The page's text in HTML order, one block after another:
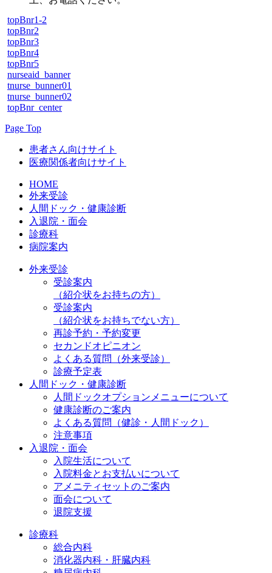
topBnr1-2
topBnr2
topBnr3
topBnr4
topBnr5
nurseaid_banner
tnurse_bunner01
tnurse_bunner02
topBnr_center
Page Top
患者さん向けサイト
医療関係者向けサイト
HOME
外来受診
人間ドック・健康診断
入退院・面会
診療科
病院案内
外来受診
受診案内
（紹介状をお持ちの方）
受診案内
（紹介状をお持ちでない方）
再診予約・予約変更
セカンドオピニオン
よくある質問（外来受診）
診療予定表
人間ドック・健康診断
人間ドックオプションメニューについて
健康診断のご案内
よくある質問（健診・人間ドック）
注意事項
入退院・面会
入院生活について
入院料金とお支払いについて
アメニティセットのご案内
面会について
退院支援
診療科
総合内科
消化器内科・肝臓内科